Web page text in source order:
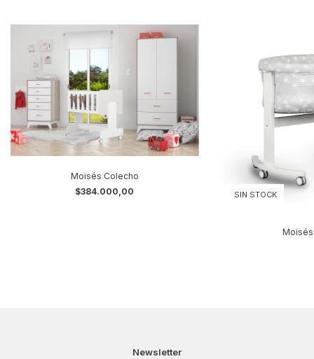
Moisés Colecho
$384.000,00
SIN STOCK
Newsletter